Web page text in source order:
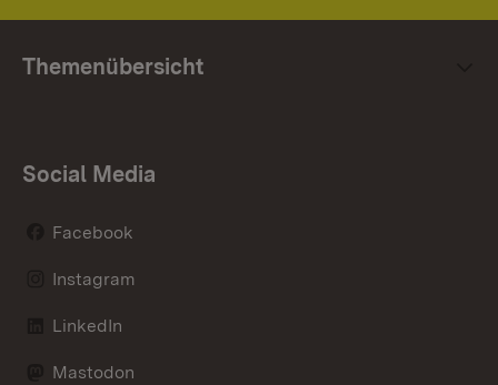
Themenübersicht
Social Media
Facebook
Instagram
LinkedIn
Mastodon